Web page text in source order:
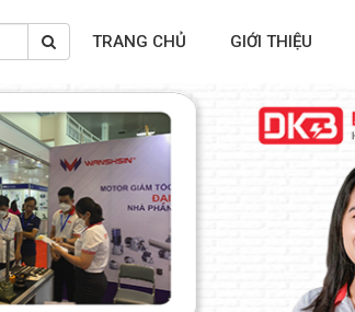
TRANG CHỦ GIỚI THIỆU